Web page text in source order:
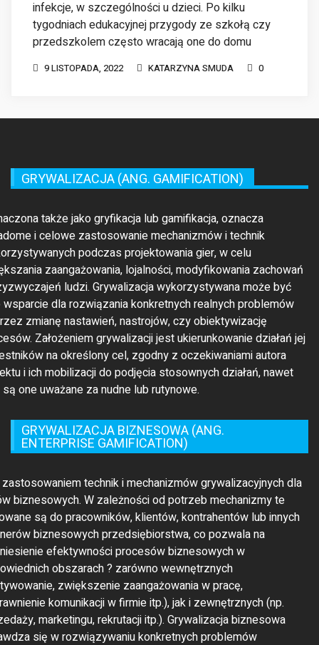
przedszkolem często wracają one do domu
9 LISTOPADA, 2022 KATARZYNA SMUDA
i celowe zastosowanie mechanizmów i technik
podczas projektowania gier, w celu
zaangażowania, lojalności, modyfikowania zachowań
ludzi. Grywalizacja wykorzystywana może być
wsparcie dla rozwiązania konkretnych realnych problemów
zmianę nastawień, nastrojów, czy obiektywizację
Założeniem grywalizacji jest ukierunkowanie działań jej
na określony cel, zgodny z oczekiwaniami autora
i ich mobilizacji do podjęcia stosownych działań, nawet
one uważane za nudne lub rutynowe.
ENTERPRISE GAMIFICATION)
biznesowych. W zależności od potrzeb mechanizmy te
są do pracowników, klientów, kontrahentów lub innych
biznesowych przedsiębiorstwa, co pozwala na
efektywności procesów biznesowych w
obszarach ? zarówno wewnętrznych
zwiększenie zaangażowania w pracę,
komunikacji w firmie itp.), jak i zewnętrznych (np.
marketingu, rekrutacji itp.). Grywalizacja biznesowa
się w rozwiązywaniu konkretnych problemów
zespołu, czy sektora.